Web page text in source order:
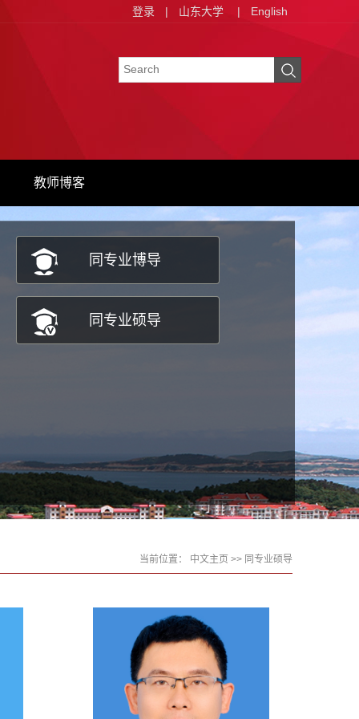
登录 | 山东大学 | English
教师博客
同专业博导
同专业硕导
当前位置： 中文主页 >> 同专业硕导